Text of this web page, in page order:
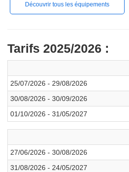
Découvrir tous les équipements
Tarifs 2025/2026 :
25/07/2026 - 29/08/2026
30/08/2026 - 30/09/2026
01/10/2026 - 31/05/2027
27/06/2026 - 30/08/2026
31/08/2026 - 24/05/2027